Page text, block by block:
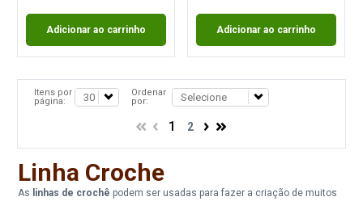
Adicionar ao carrinho Adicionar ao carrinho
Itens por
página:
Ordenar
por:
1 2
Linha Croche
As linhas de crochê podem ser usadas para fazer a criação de muitos